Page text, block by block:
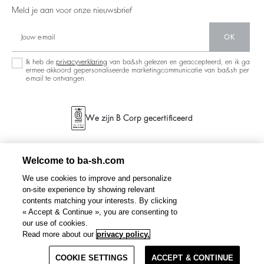
DALILA geborduurd shirt
SELECTEER EEN MAAT
Backless
Partners
Circulariteit
Operaties
Nieuwe Collectie
Meld je aan voor onze nieuwsbrief
OK
Ik heb de privacyverklaring van ba&sh gelezen en geaccepteerd, en ik ga
ermee akkoord gepersonaliseerde marketingcommunicatie van ba&sh per
e-mail te ontvangen.
We zijn B Corp gecertificeerd
Welcome to ba-sh.com
We use cookies to improve and personalize
on-site experience by showing relevant
contents matching your interests. By clicking
« Accept & Continue », you are consenting to
our use of cookies.
Read more about our privacy policy.
COOKIE SETTINGS ACCEPT & CONTINUE